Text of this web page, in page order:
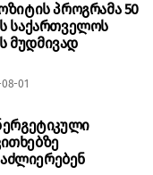
პროგრამა 50
საქართველოს
მუდმივად
01